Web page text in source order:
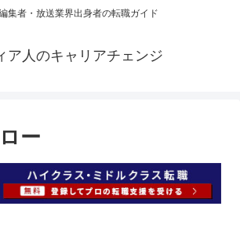
集者・放送業界出身者の転職ガイド
ア人のキャリアチェンジ
ー